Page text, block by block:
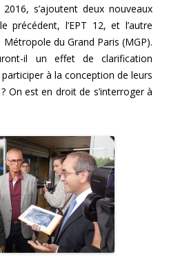
s’ajoutent deux nouveaux
précédent, l’EPT 12, et l’autre
du Grand Paris (MGP).
il un effet de clarification
à la conception de leurs
On est en droit de s’interroger à